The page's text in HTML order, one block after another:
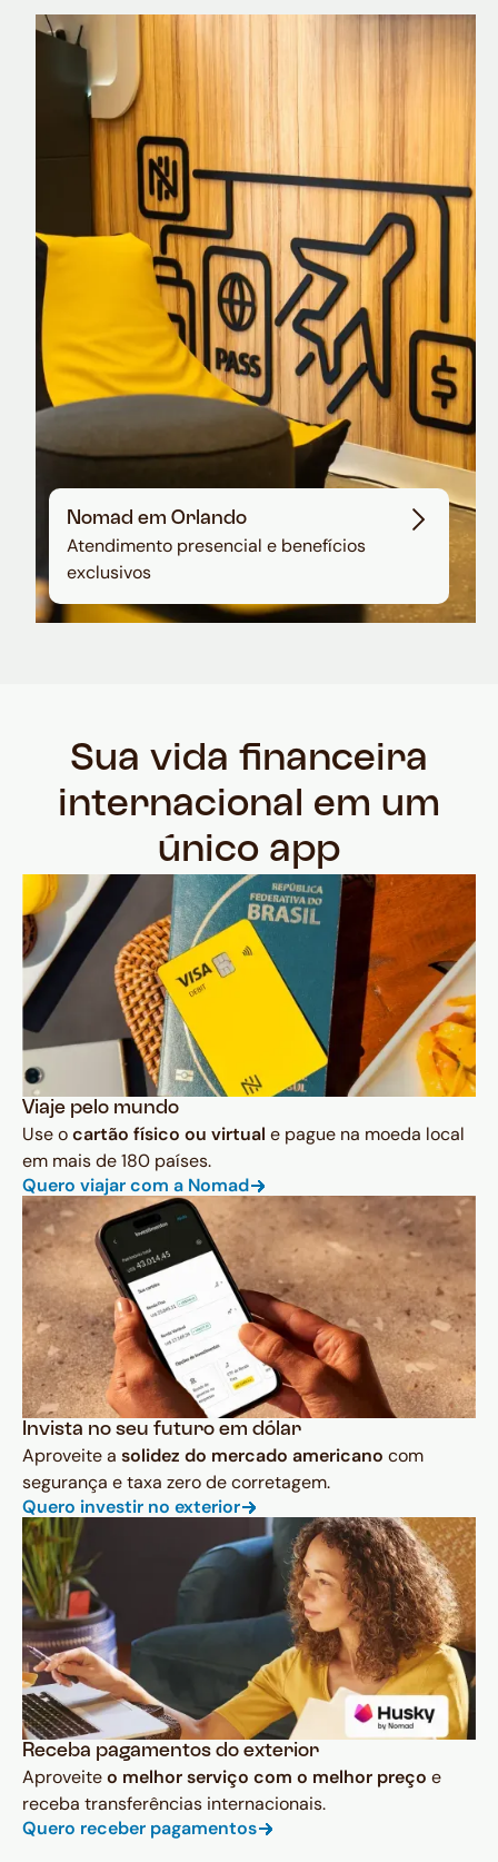
Nomad Explorer
Cartão de crédito brasileiro com cashback
em dólar
Nomad em Orlando
Atendimento presencial e benefícios
exclusivos
Sua vida financeira
internacional em um
único app
Viaje pelo mundo
Use ocartão físico ou virtual e pague na moeda local
em mais de 180 países.
Quero viajar com a Nomad
Invista no seu futuro em dólar
Aproveite a solidez do mercado americano com
segurança e taxa zero de corretagem.
Quero investir no exterior
Receba pagamentos do exterior
Aproveiteo melhor serviço com o melhor preço e
receba transferências internacionais.
Quero receber pagamentos